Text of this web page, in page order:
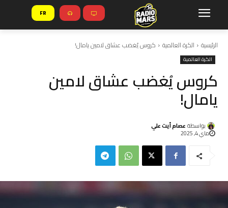
FR
الرئيسية الكرة العالمية كروس يُغضب عشاق لامين يامال!
الكرة العالمية
كروس يُغضب عشاق لامين
يامال!
بواسطة عصام أيت علي
ماي 4, 2025